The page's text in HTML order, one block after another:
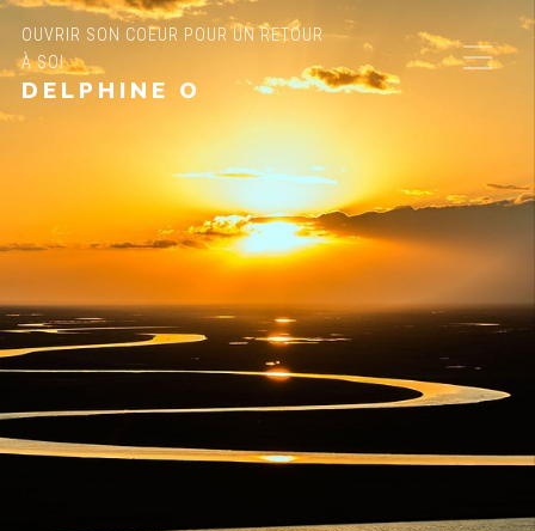
OUVRIR SON COEUR POUR UN RETOUR
À SOI
DELPHINE O